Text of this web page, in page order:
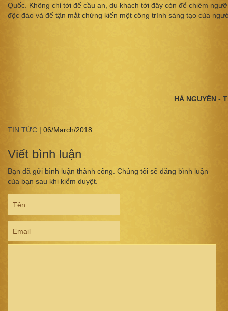
Quốc. Không chỉ tới để cầu an, du khách tới đây còn để chiêm
độc đáo và để tận mắt chứng kiến một công trình sáng tạo của
HÀ NGUYÊN -
TIN TỨC | 06/March/2018
Viết bình luận
Bạn đã gửi bình luận thành công. Chúng tôi sẽ đăng bình luận
của bạn sau khi kiểm duyệt.